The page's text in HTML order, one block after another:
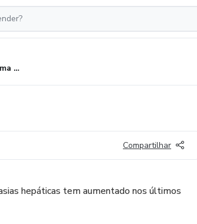
Curso de Carcinoma Hepatocelular
Compartilhar
hepáticas tem aumentado nos últimos